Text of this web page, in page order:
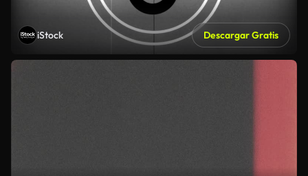
iStock Descargar Gratis